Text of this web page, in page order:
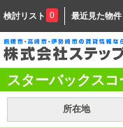
検討リスト 0 最近見た物件
スターバックス
所在地